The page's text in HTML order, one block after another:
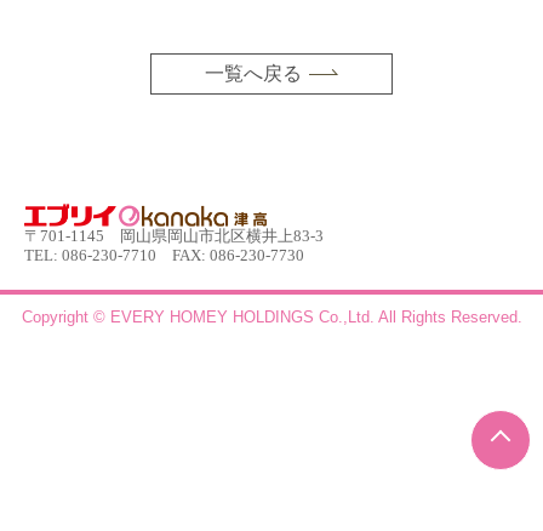
一覧へ戻る
〒701-1145 岡山県岡山市北区横井上83-3
TEL: 086-230-7710 FAX: 086-230-7730
Copyright © EVERY HOMEY HOLDINGS Co.,Ltd. All Rights Reserved.